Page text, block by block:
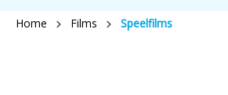
Home Films Speelfilms